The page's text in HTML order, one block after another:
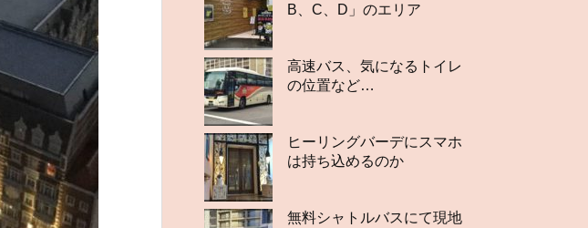
B、C、D」のエリア
高速バス、気になるトイレ
の位置など…
ヒーリングバーデにスマホ
は持ち込めるのか
無料シャトルバスにて現地